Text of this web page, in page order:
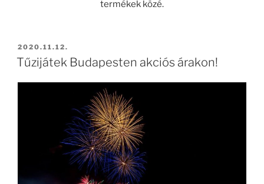
termékek közé.
BEKÜLDVE:
2020.11.12.
Tűzijátek Budapesten akciós árakon!